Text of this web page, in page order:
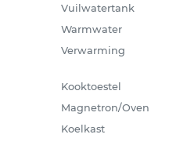
Vuilwatertank
Warmwater
Verwarming
Kooktoestel
Magnetron/Oven
Koelkast